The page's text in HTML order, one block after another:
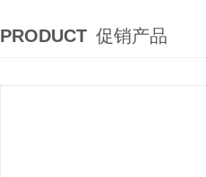
PRODUCT 促销产品